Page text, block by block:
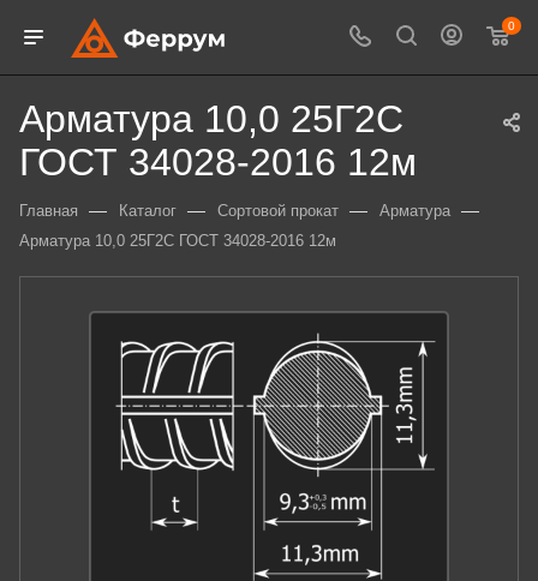
0
Арматура 10,0 25Г2С
ГОСТ 34028-2016 12м
Главная — Каталог — Сортовой прокат — Арматура —
Арматура 10,0 25Г2С ГОСТ 34028-2016 12м